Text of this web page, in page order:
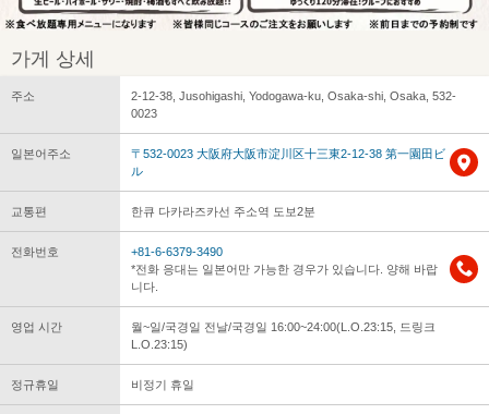
가게 상세
주소
2-12-38, Jusohigashi, Yodogawa-ku, Osaka-shi, Osaka, 532-
0023
일본어주소
〒532-0023 大阪府大阪市淀川区十三東2-12-38 第一園田ビ
ル
교통편 한큐 다카라즈카선 주소역 도보2분
전화번호
+81-6-6379-3490
*전화 응대는 일본어만 가능한 경우가 있습니다. 양해 바랍
니다.
영업 시간
월~일/국경일 전날/국경일 16:00~24:00(L.O.23:15, 드링크
L.O.23:15)
정규휴일 비정기 휴일